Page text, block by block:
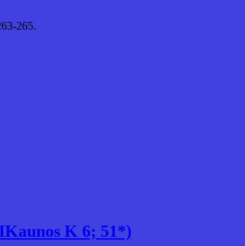
265.
K 6; 51*)